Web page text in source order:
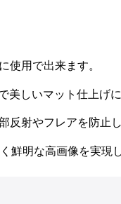
使用で出来ます。
しいマット仕上げに
射やフレアを防止し
鮮明な高画像を実現し